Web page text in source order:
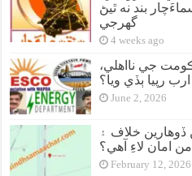
بند نه ٿيڻ
گهرجي
4 weeks ago
جي نااهلي،
June 2, 2026
خلاف ۽
امن امان لاءِ آهي؟
February 12, 2026